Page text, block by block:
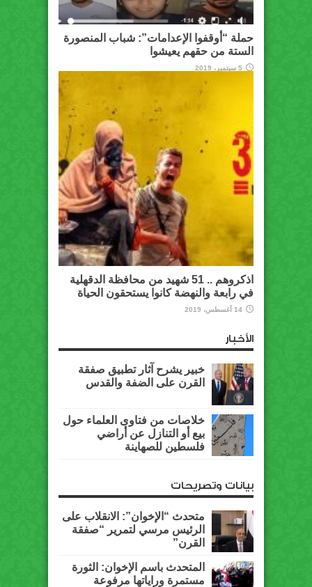
حملة “أوقفوا الإعدامات”: شباب المنصورة
الستة من حقهم يعيشوا
5 سبتمبر، 2019
اذكروهم .. 51 شهيد من محافظة الدقهلية
في رابعة والنهضة كانوا يستحقون الحياة
14 أغسطس، 2019
الأخبار
خبير يشرح آثار تطبيق صفقة
القرن على الضفة والقدس
خلاصات من فتاوى العلماء حول
بيع أو التنازل عن أراضي
فلسطين للصهاينة
بيانات وتصريحات
متحدث “الإخوان”: الانقلاب على
الرئيس مرسي لتمرير “صفقة
القرن”
المتحدث باسم الإخوان: الثورة
مستمرة وراياتها مرفوعة